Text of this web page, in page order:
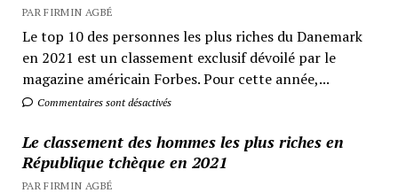
PAR FIRMIN AGBÉ
Le top 10 des personnes les plus riches du Danemark
en 2021 est un classement exclusif dévoilé par le
magazine américain Forbes. Pour cette année,...
Commentaires sont désactivés
Le classement des hommes les plus riches en
République tchèque en 2021
PAR FIRMIN AGBÉ